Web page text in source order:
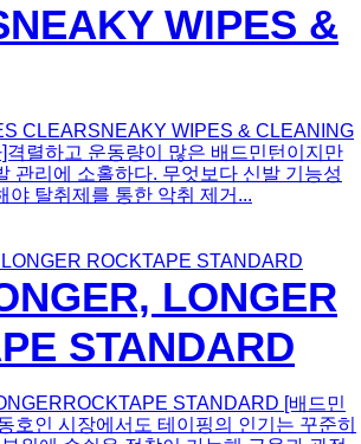
WIPES &
CLEARSNEAKY WIPES & CLEANING
격렬하고 운동량이 많은 배드민턴이지만
관리에 소홀하다. 무엇보다 신발 기능성
야 탈취제를 통한 악취 제거...
LONGER
STANDARD
STANDARD [배드민
호인 시장에서도 테이핑의 인기는 꾸준히